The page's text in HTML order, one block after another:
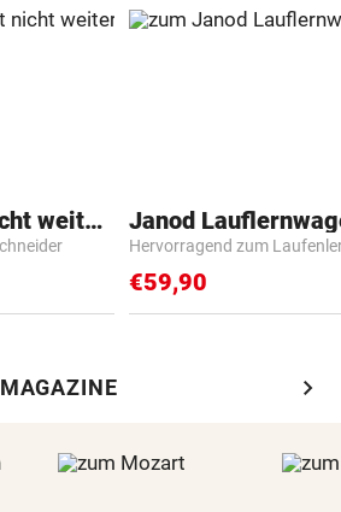
Wenn der Arzt nicht weiter weiß Janod
Hervorragend zum
€59,90
chevron_right